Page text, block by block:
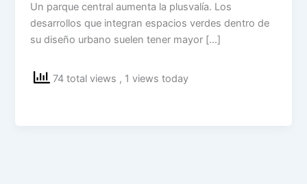
Un parque central aumenta la plusvalía. Los
desarrollos que integran espacios verdes dentro de
su diseño urbano suelen tener mayor […]
74 total views , 1 views today